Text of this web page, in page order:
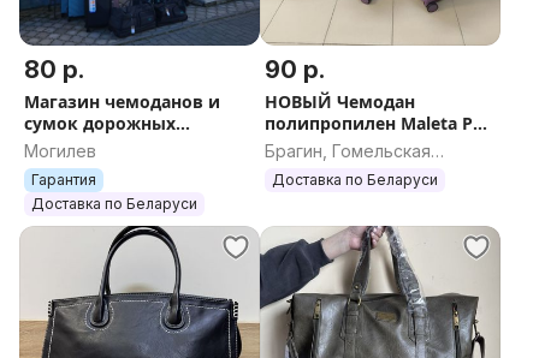
80 р.
Магазин чемоданов и
сумок дорожных
огромный выбор
СКИДКИ/АКЦИИ
доставка по всей
Беларуси
Могилев
Гарантия
Доставка по Беларуси
90 р.
НОВЫЙ Чемодан
полипропилен Maleta PP-
53 ( S- 90 руб, М- 120 руб,
L- 135руб)+БЕСПЛАТНАЯ
отправка
Брагин, Гомельская
область
Доставка по Беларуси